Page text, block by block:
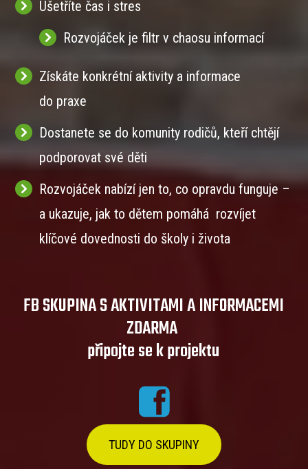
Ušetříte čas i stres
Rozvojáček je filtr v chaosu informací
Získáte konkrétní aktivity a informace
do praxe
Dostanete se do komunity rodičů, kteří chtějí
podporovat své děti
Rozvojáček nabízí jen to, co opravdu funguje –
a ukazuje, jak to dětem pomáhá rozvíjet
klíčové dovednosti do školy i života
FB SKUPINA S AKTIVITAMI A INFORMACEMI
ZDARMA
připojte se k projektu
TUDY DO SKUPINY